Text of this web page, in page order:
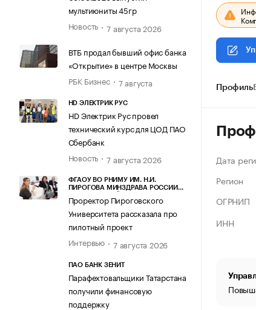
мультиюниты 45гр
Новость
7 августа 2026
ВТБ продал бывший офис банка
«Открытие» в центре Москвы
РБК Бизнес
7 августа
HD ЭЛЕКТРИК РУС
HD Электрик Рус провел
технический курс для ЦОД ПАО
Сбербанк
Новость
7 августа 2026
ФГАОУ ВО РНИМУ ИМ. Н.И.
ПИРОГОВА МИНЗДРАВА РОССИИ
Проректор Пироговского
Университета рассказала про
пилотный проект
Интервью
7 августа 2026
ПАО БАНК ЗЕНИТ
Парафехтовальщики Татарстана
получили финансовую
поддержку
Профиль
Дата
Регион
ОГРНИП
ИНН